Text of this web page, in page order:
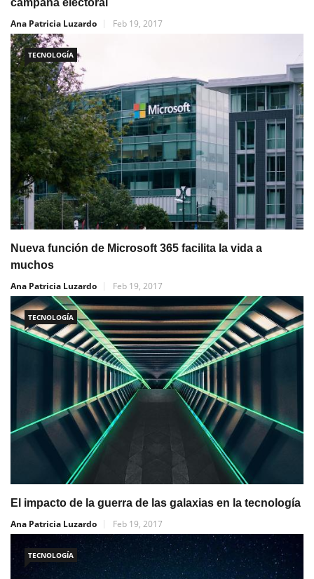
campaña electoral
Ana Patricia Luzardo
Feb 19, 2017
TECNOLOGÍA
Nueva función de Microsoft 365 facilita la vida a
muchos
Ana Patricia Luzardo
Feb 19, 2017
TECNOLOGÍA
El impacto de la guerra de las galaxias en la tecnología
Ana Patricia Luzardo
Feb 19, 2017
TECNOLOGÍA